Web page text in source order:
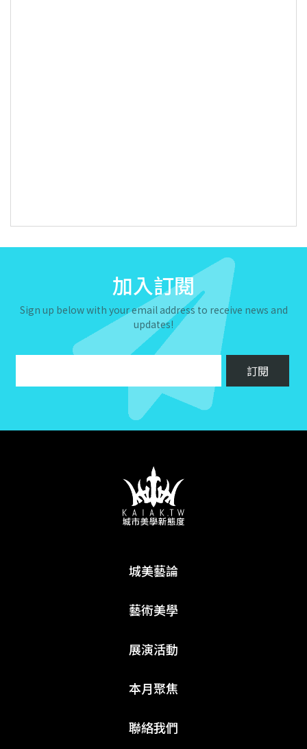
加入訂閱
Sign up below with your email address to receive news and
updates!
城美藝論
藝術美學
展演活動
本月聚焦
聯絡我們